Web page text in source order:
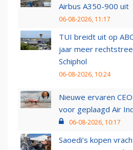
Airbus A350-900 uit
06-08-2026, 11:17
TUI breidt uit op
jaar meer
Schiphol
06-08-2026, 10:24
Nieuwe ervaren
voor geplaagd Air
06-08-2026, 10:17
Saoedi’s kopen